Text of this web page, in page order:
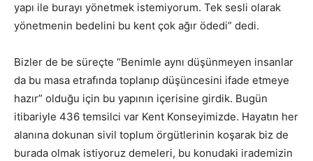
yapı ile burayı yönetmek istemiyorum. Tek sesli olarak
yönetmenin bedelini bu kent çok ağır ödedi” dedi.
Bizler de be süreçte “Benimle aynı düşünmeyen insanlar
da bu masa etrafında toplanıp düşüncesini ifade etmeye
hazır” olduğu için bu yapının içerisine girdik. Bugün
itibariyle 436 temsilci var Kent Konseyimizde. Hayatın her
alanına dokunan sivil toplum örgütlerinin koşarak biz de
burada olmak istiyoruz demeleri, bu konudaki irademizin